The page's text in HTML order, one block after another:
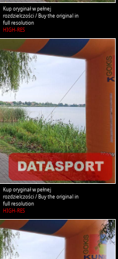
Kup oryginał w pełnej
rozdzielczości / Buy the original in
full resolution
HIGH-RES
Kup oryginał w pełnej
rozdzielczości / Buy the original in
full resolution
HIGH-RES